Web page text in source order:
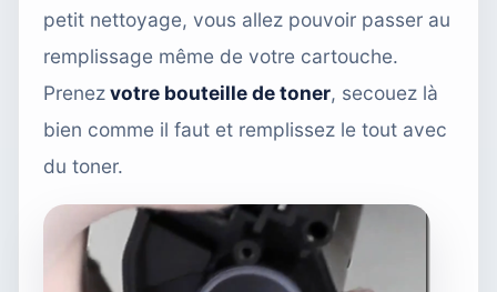
petit nettoyage, vous allez pouvoir passer au
remplissage même de votre cartouche.
Prenezvotre bouteille de toner, secouez là
bien comme il faut et remplissez le tout avec
du toner.